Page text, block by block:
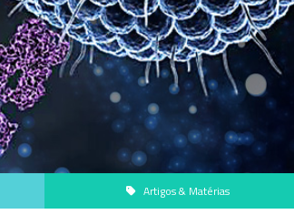
Artigos & Matérias